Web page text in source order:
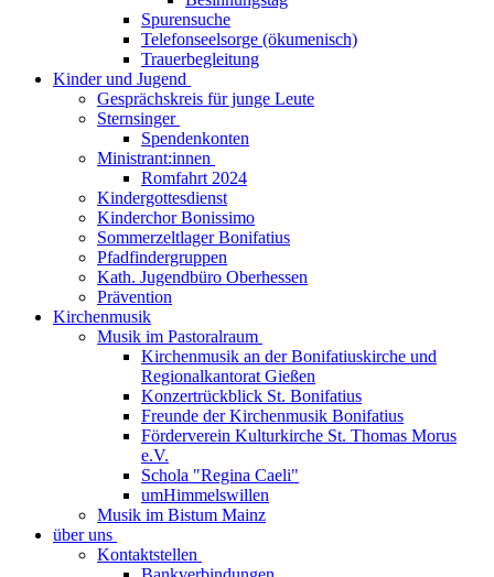
Spurensuche
Telefonseelsorge (ökumenisch)
Trauerbegleitung
Kinder und Jugend
Gesprächskreis für junge Leute
Sternsinger
Spendenkonten
Ministrant:innen
Romfahrt 2024
Kindergottesdienst
Kinderchor Bonissimo
Sommerzeltlager Bonifatius
Pfadfindergruppen
Kath. Jugendbüro Oberhessen
Prävention
Kirchenmusik
Musik im Pastoralraum
Kirchenmusik an der Bonifatiuskirche und
Regionalkantorat Gießen
Konzertrückblick St. Bonifatius
Freunde der Kirchenmusik Bonifatius
Förderverein Kulturkirche St. Thomas Morus
e.V.
Schola "Regina Caeli"
umHimmelswillen
Musik im Bistum Mainz
über uns
Kontaktstellen